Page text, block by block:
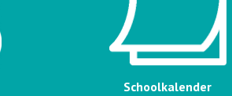
Schoolkalender